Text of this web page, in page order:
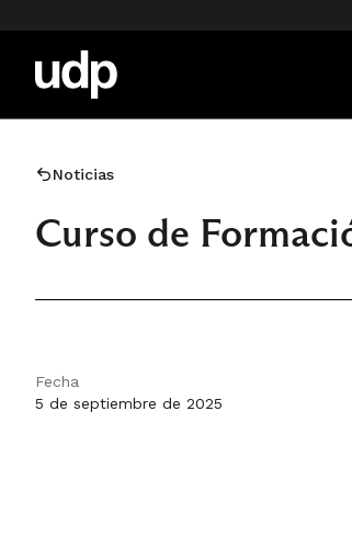
Noticias
Curso de
Fecha
5 de septiembre de 2025